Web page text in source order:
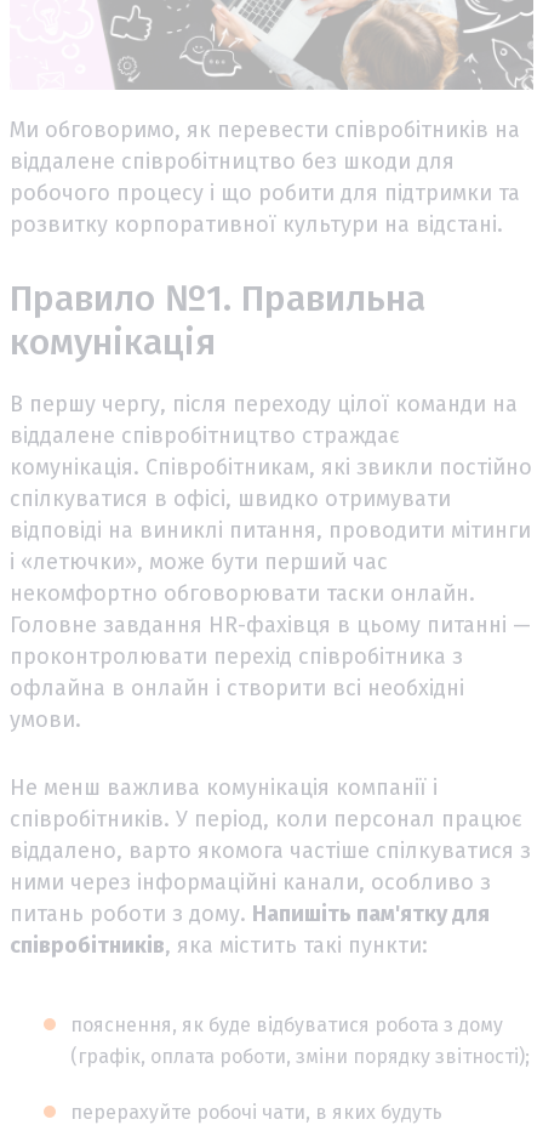
Ми обговоримо, як перевести співробітників на
віддалене співробітництво без шкоди для
робочого процесу і що робити для підтримки та
розвитку корпоративної культури на відстані.
Правило №1. Правильна
комунікація
В першу чергу, після переходу цілої команди на
віддалене співробітництво страждає
комунікація. Співробітникам, які звикли постійно
спілкуватися в офісі, швидко отримувати
відповіді на виниклі питання, проводити мітинги
і «летючки», може бути перший час
некомфортно обговорювати таски онлайн.
Головне завдання HR-фахівця в цьому питанні —
проконтролювати перехід співробітника з
офлайна в онлайн і створити всі необхідні
умови.
Не менш важлива комунікація компанії і
співробітників. У період, коли персонал працює
віддалено, варто якомога частіше спілкуватися з
ними через інформаційні канали, особливо з
питань роботи з дому. Напишіть пам'ятку для
співробітників, яка містить такі пункти:
пояснення, як буде відбуватися робота з дому
(графік, оплата роботи, зміни порядку звітності);
перерахуйте робочі чати, в яких будуть